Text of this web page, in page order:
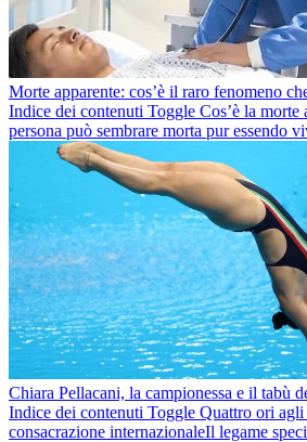
Morte apparente: cos’è il raro fenomeno
Indice dei contenuti Toggle Cos’è la morte
persona può sembrare morta pur essendo
Chiara Pellacani, la campionessa e il tabù
Indice dei contenuti Toggle Quattro ori
consacrazione internazionaleIl legame